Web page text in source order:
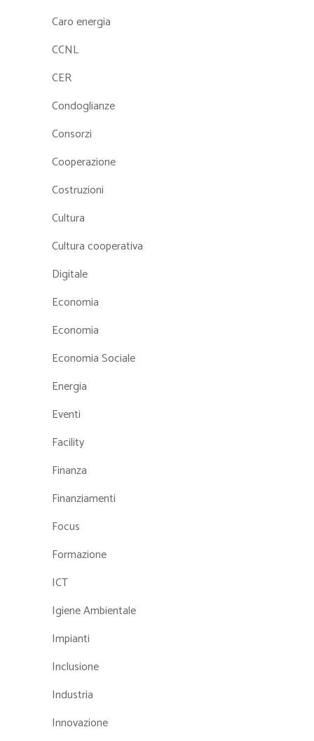
Caro energia
CCNL
CER
Condoglianze
Consorzi
Cooperazione
Costruzioni
Cultura
Cultura cooperativa
Digitale
Economia
Economia
Economia Sociale
Energia
Eventi
Facility
Finanza
Finanziamenti
Focus
Formazione
ICT
Igiene Ambientale
Impianti
Inclusione
Industria
Innovazione